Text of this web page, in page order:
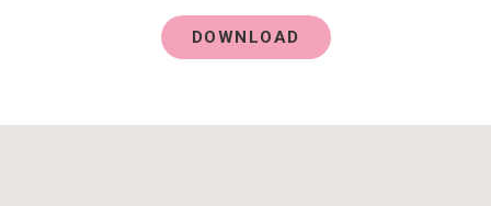
DOWNLOAD